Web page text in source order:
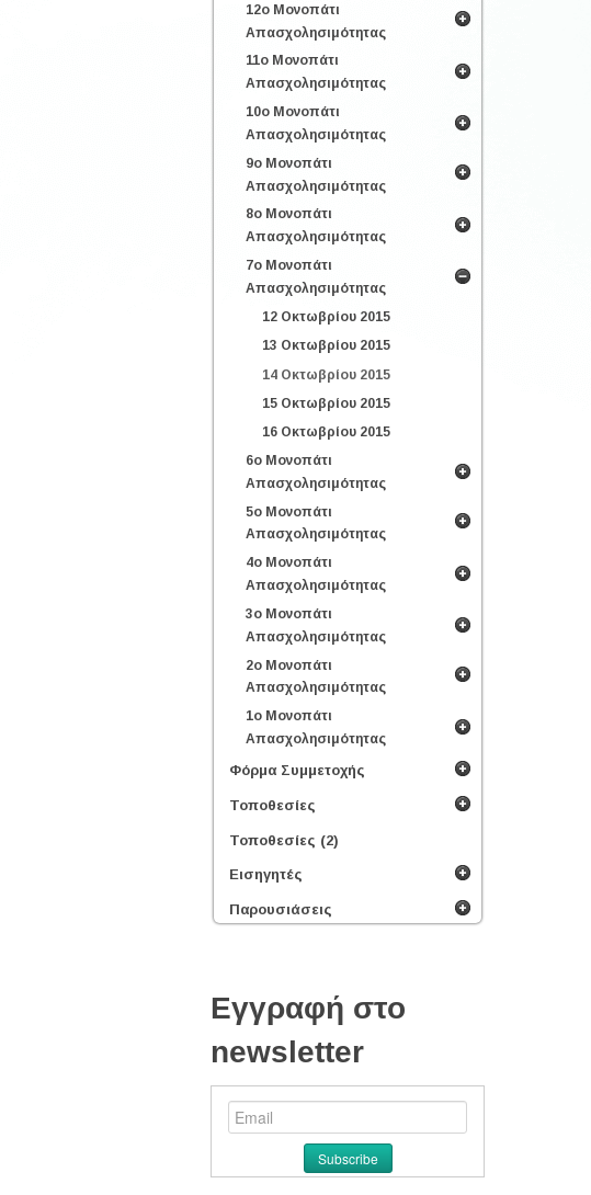
12ο Μονοπάτι
Απασχολησιμότητας
11ο Μονοπάτι
Απασχολησιμότητας
10ο Μονοπάτι
Απασχολησιμότητας
9ο Μονοπάτι
Απασχολησιμότητας
8ο Μονοπάτι
Απασχολησιμότητας
7ο Μονοπάτι
Απασχολησιμότητας
12 Οκτωβρίου 2015
13 Οκτωβρίου 2015
14 Οκτωβρίου 2015
15 Οκτωβρίου 2015
16 Οκτωβρίου 2015
6ο Μονοπάτι
Απασχολησιμότητας
5ο Μονοπάτι
Απασχολησιμότητας
4ο Μονοπάτι
Απασχολησιμότητας
3ο Μονοπάτι
Απασχολησιμότητας
2ο Μονοπάτι
Απασχολησιμότητας
1ο Μονοπάτι
Απασχολησιμότητας
Φόρμα Συμμετοχής
Τοποθεσίες
Τοποθεσίες (2)
Εισηγητές
Παρουσιάσεις
Εγγραφή στο
newsletter